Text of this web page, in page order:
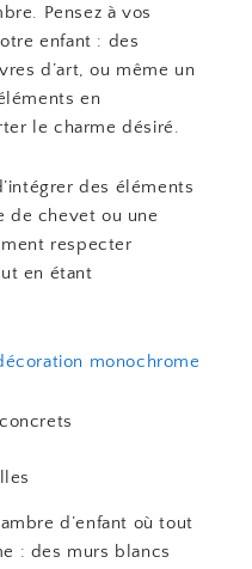
Pensez à vos
enfant : des
d’art, ou même un
en
le charme désiré.
des éléments
de chevet ou une
respecter
en étant
monochrome
d’enfant où tout
: des murs blancs